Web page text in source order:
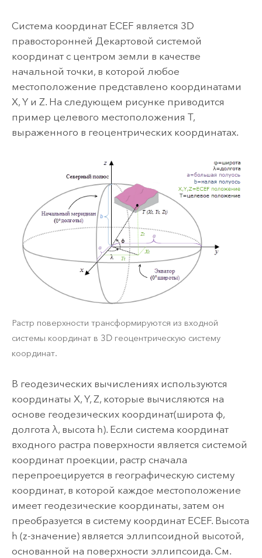
Система координат ECEF является 3D
правосторонней Декартовой системой
координат с центром земли в качестве
начальной точки, в которой любое
местоположение представлено координатами
X, Y и Z. На следующем рисунке приводится
пример целевого местоположения T,
выраженного в геоцентрических координатах.
Растр поверхности трансформируются из входной
системы координат в 3D геоцентрическую систему
координат.
В геодезических вычислениях используются
координаты X, Y, Z, которые вычисляются на
основе геодезических координат(широта φ,
долгота λ, высота h). Если система координат
входного растра поверхности является системой
координат проекции, растр сначала
перепроецируется в географическую систему
координат, в которой каждое местоположение
имеет геодезические координаты, затем он
преобразуется в систему координат ECEF. Высота
h (z-значение) является эллипсоидной высотой,
основанной на поверхности эллипсоида. См.